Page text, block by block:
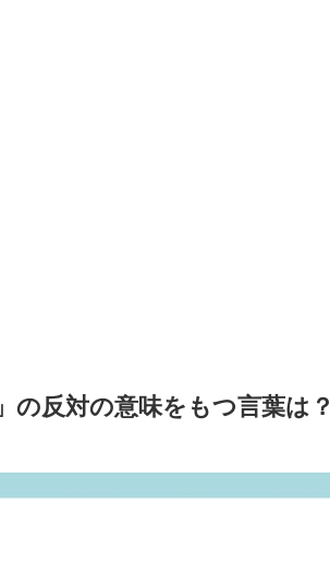
の反対の意味をもつ言葉は？